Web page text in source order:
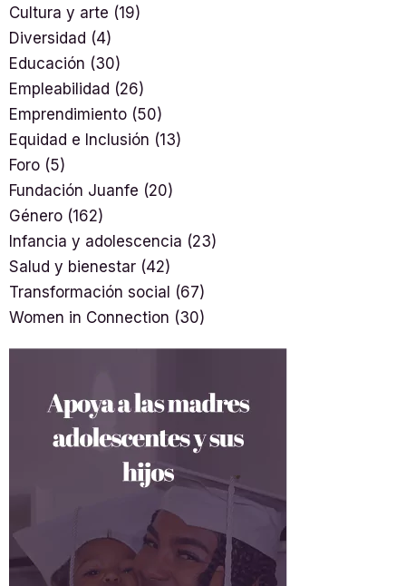
Cultura y arte (19)
Diversidad (4)
Educación (30)
Empleabilidad (26)
Emprendimiento (50)
Equidad e Inclusión (13)
Foro (5)
Fundación Juanfe (20)
Género (162)
Infancia y adolescencia (23)
Salud y bienestar (42)
Transformación social (67)
Women in Connection (30)